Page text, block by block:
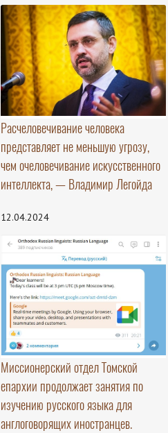
Расчеловечивание человека
представляет не меньшую угрозу,
чем очеловечивание искусственного
интеллекта, — Владимир Легойда
12.04.2024
Миссионерский отдел Томской
епархии продолжает занятия по
изучению русского языка для
англоговорящих иностранцев.